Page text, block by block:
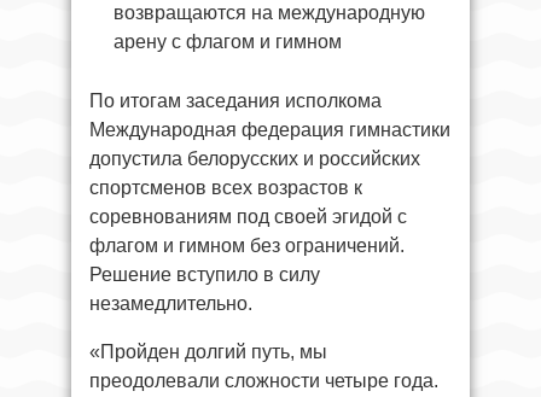
возвращаются на международную
арену с флагом и гимном
По итогам заседания исполкома
Международная федерация гимнастики
допустила белорусских и российских
спортсменов всех возрастов к
соревнованиям под своей эгидой с
флагом и гимном без ограничений.
Решение вступило в силу
незамедлительно.
«Пройден долгий путь, мы
преодолевали сложности четыре года.